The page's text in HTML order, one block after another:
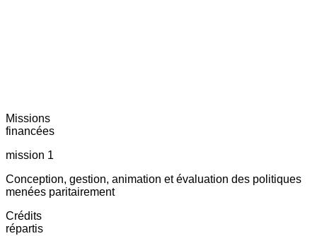
Missions
financées
mission 1
Conception, gestion, animation et évaluation des politiques
menées paritairement
Crédits
répartis